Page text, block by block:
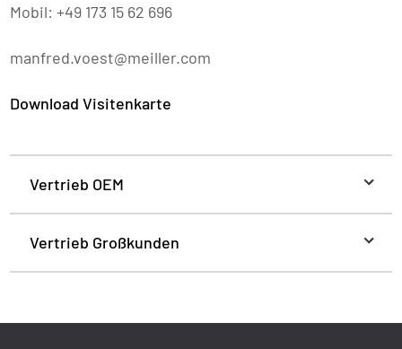
Mobil: +49 173 15 62 696
manfred.voest@meiller.com
Download Visitenkarte
Vertrieb OEM
Vertrieb Großkunden